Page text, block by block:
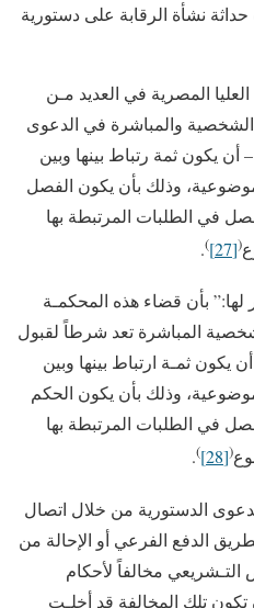
نشأة الرقابة على دستورية
المصرية في العديد مـن
الشخصية والمباشرة في الدعوى
يكون ثمة رتباط بينها وبين
وذلك بأن يكون الفصل
في الطلبات المرتبطة بها
(
[27]
)
.
بأن قضاء هذه المحكمـة
المباشرة تعد شرطاً لقبول
يكون ثمـة ارتباط بينها وبين
وذلك بأن يكون الحكم
في الطلبات المرتبطة بها
(
[28]
)
.
الدستورية من خلال اتصال
الدفع الفرعي أو الإحالة من
مخالفاً لأحكام
تلك المخالفة قد أخلـت